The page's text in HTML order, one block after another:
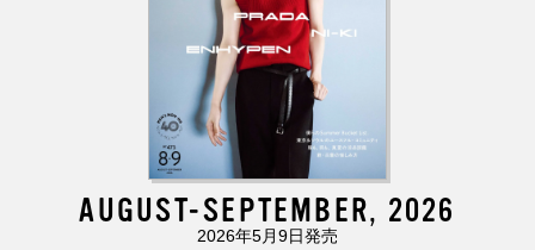
AUGUST-SEPTEMBER, 2026
2026年5月9日発売